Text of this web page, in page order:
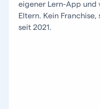
eigener Lern-App und
Eltern. Kein
seit 2021.